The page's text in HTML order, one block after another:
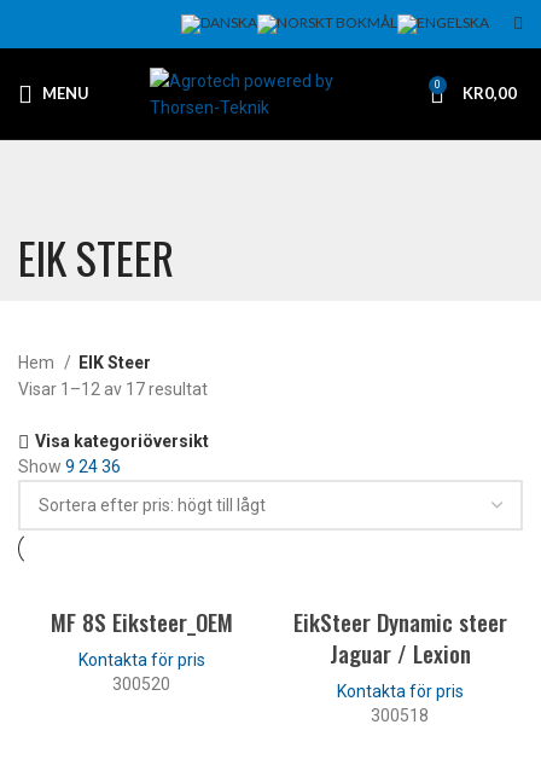
MENU 0 KR0,00
EIK STEER
Hem
EIK Steer
Visar 1–12 av 17 resultat
Visa kategoriöversikt
Show 9 2436
MF 8S Eiksteer_OEM
300520
EikSteer Dynamic steer
Jaguar / Lexion
300518